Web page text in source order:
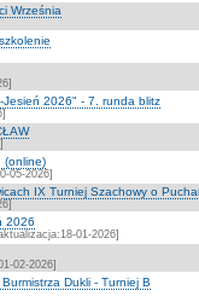
Września
Jesień 2026" - 7. runda blitz
(online)
05-2026]
IX Turniej Szachowy o
2026
01-2026]
02-2026]
Dukli - Turniej B